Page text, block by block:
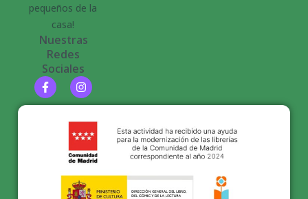
pequeños de la
casa!
Nuestras
Redes
Sociales